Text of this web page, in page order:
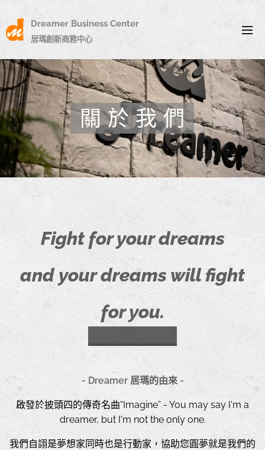
Dreamer Business Center
居瑪創新商務中心
關 於 我 們
Fight for your dreams
andyour dreams will fight
for you.
- Dreamer 居瑪的由來 -
啟發於披頭四的傳奇名曲“Imagine” - You may say I'm a
dreamer, but I'm not the only one.
我們自詡是夢想家同時也是行動家， 協助您圓夢就是我們的